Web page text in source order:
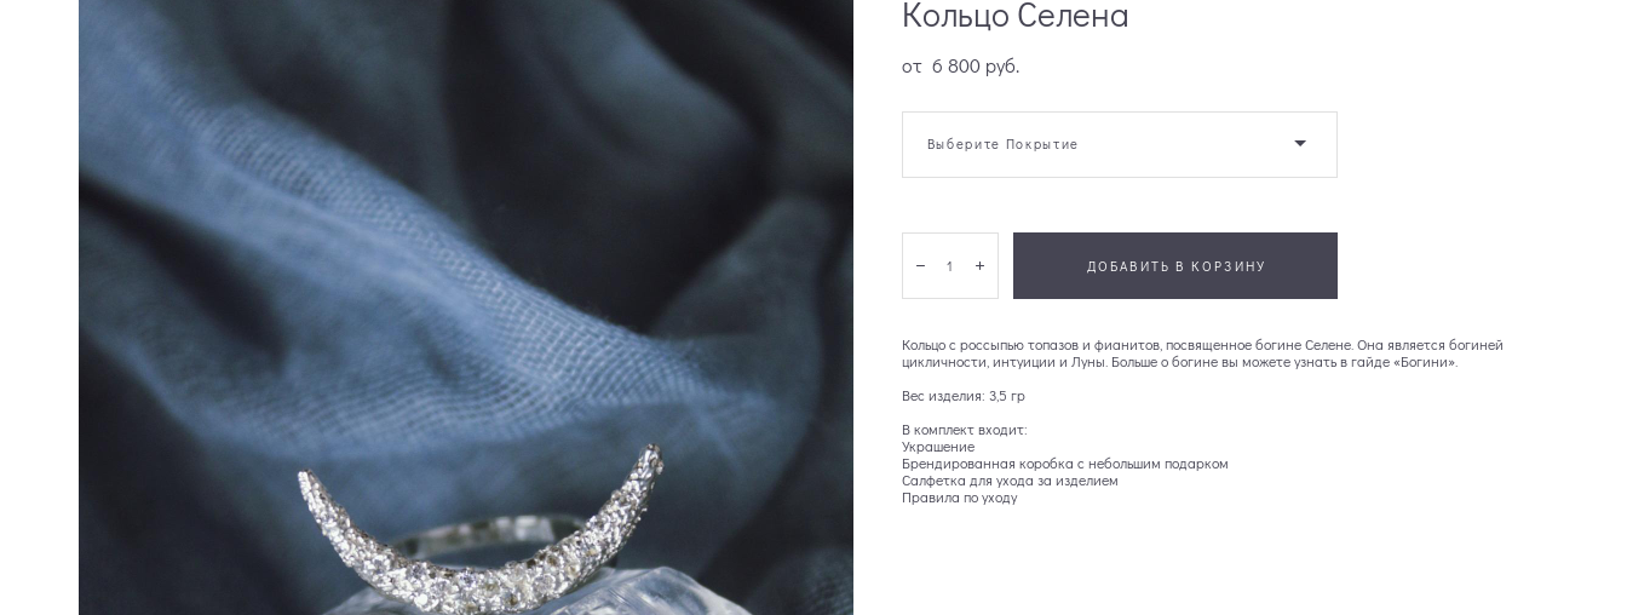
Кольцо Селена
от 6 800 pуб.
Выберите Покрытие
ДОБАВИТЬ В КОРЗИНУ
Кольцо с россыпью топазов и фианитов, посвященное богине Селене. Она является богиней
цикличности, интуиции и Луны. Больше о богине вы можете узнать в гайде «Богини».
Вес изделия: 3,5 гр
В комплект входит:
Украшение
Брендированная коробка с небольшим подарком
Салфетка для ухода за изделием
Правила по уходу